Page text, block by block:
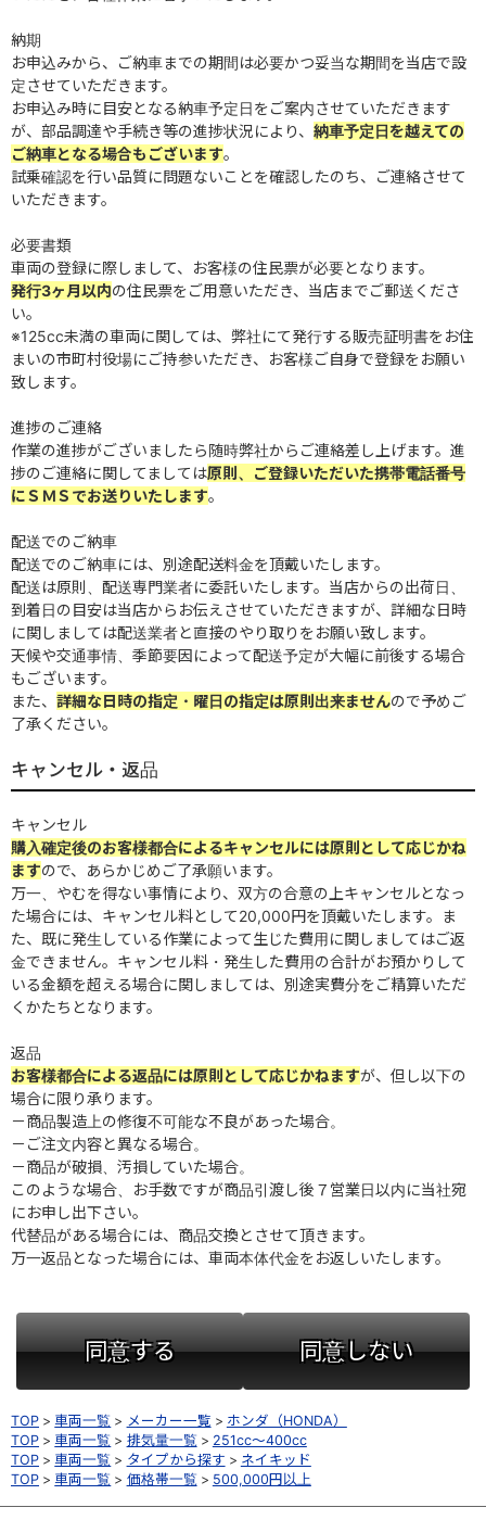
納期
お申込みから、ご納車までの期間は必要かつ妥当な期間を当店で設
定させていただきます。
お申込み時に目安となる納車予定日をご案内させていただきます
が、部品調達や手続き等の進捗状況により、 納車予定日を越えての
ご納車となる場合もございます。
試乗確認を行い品質に問題ないことを確認したのち、ご連絡させて
いただきます。
必要書類
車両の登録に際しまして、お客様の住民票が必要となります。
発行3ヶ月以内の住民票をご用意いただき、当店までご郵送くださ
い。
※125cc未満の車両に関しては、弊社にて発行する販売証明書をお住
まいの市町村役場にご持参いただき、お客様ご自身で登録をお願い
致します。
進捗のご連絡
作業の進捗がございましたら随時弊社からご連絡差し上げます。進
捗のご連絡に関してましては原則、ご登録いただいた携帯電話番号
にＳＭＳでお送りいたします。
配送でのご納車
配送でのご納車には、別途配送料金を頂戴いたします。
配送は原則、配送専門業者に委託いたします。当店からの出荷日、
到着日の目安は当店からお伝えさせていただきますが、詳細な日時
に関しましては配送業者と直接のやり取りをお願い致します。
天候や交通事情、季節要因によって配送予定が大幅に前後する場合
もございます。
また、 詳細な日時の指定・曜日の指定は原則出来ませんので予めご
了承ください。
キャンセル・返品
キャンセル
購入確定後のお客様都合によるキャンセルには原則として応じかね
ますので、あらかじめご了承願います。
万一、やむを得ない事情により、双方の合意の上キャンセルとなっ
た場合には、キャンセル料として20,000円を頂戴いたします。ま
た、既に発生している作業によって生じた費用に関しましてはご返
金できません。キャンセル料・発生した費用の合計がお預かりして
いる金額を超える場合に関しましては、別途実費分をご精算いただ
くかたちとなります。
返品
お客様都合による返品には原則として応じかねますが、但し以下の
場合に限り承ります。
－商品製造上の修復不可能な不良があった場合。
－ご注文内容と異なる場合。
－商品が破損、汚損していた場合。
このような場合、お手数ですが商品引渡し後７営業日以内に当社宛
にお申し出下さい。
代替品がある場合には、商品交換とさせて頂きます。
万一返品となった場合には、車両本体代金をお返しいたします。
同意する 同意しない
TOP 車両一覧 メーカー一覧
ホンダ（HONDA）
TOP
車両一覧 排気量一覧
251cc～400cc
TOP
車両一覧 タイプから探す
ネイキッド
TOP
車両一覧 価格帯一覧 500,000円以上